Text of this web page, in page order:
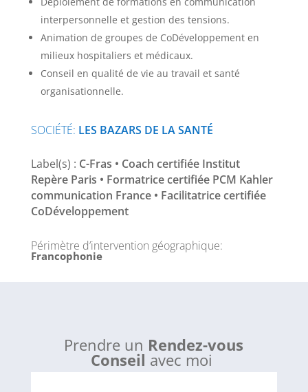
interpersonnelle et gestion des tensions.
Animation de groupes de CoDéveloppement en
milieux hospitaliers et médicaux.
Conseil en qualité de vie au travail et santé
organisationnelle.
SOCIÉTÉ: LES BAZARS DE LA SANTÉ
Label(s) : C-Fras • Coach certifiée Institut
Repère Paris • Formatrice certifiée PCM Kahler
communication France • Facilitatrice certifiée
CoDéveloppement
Périmètre d’intervention géographique:
Francophonie
Prendre un Rendez-vous
Conseil avec moi